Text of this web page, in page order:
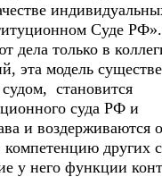
Суде РФ».
дела только в
эта модель
становится
суда РФ и
и воздерживаются
компетенцию других
у него функции